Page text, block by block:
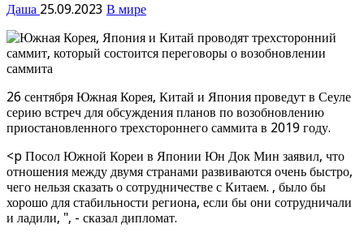
Даша 25.09.2023 В мире
26 сентября Южная Корея, Китай и Япония проведут в Сеуле
серию встреч для обсуждения планов по возобновлению
приостановленного трехстороннего саммита в 2019 году.
<p Посол Южной Кореи в Японии Юн Док Мин заявил, что
отношения между двумя странами развиваются очень быстро,
чего нельзя сказать о сотрудничестве с Китаем. , было бы
хорошо для стабильности региона, если бы они сотрудничали
и ладили, ", - сказал дипломат.